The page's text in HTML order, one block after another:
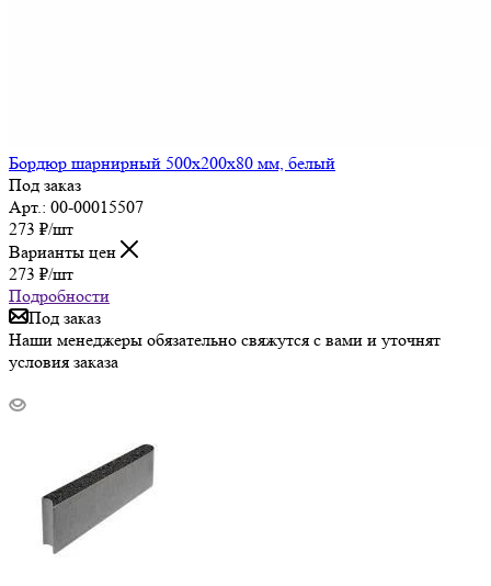
Бордюр шарнирный 500х200х80 мм, белый
Под заказ
Арт.: 00-00015507
273 ₽/шт
Варианты цен
273 ₽/шт
Подробности
Под заказ
Наши менеджеры обязательно свяжутся с вами и уточнят
условия заказа